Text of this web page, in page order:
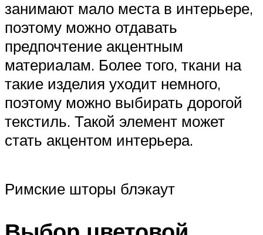
занимают мало места в интерьере,
поэтому можно отдавать
предпочтение акцентным
материалам. Более того, ткани на
такие изделия уходит немного,
поэтому можно выбирать дорогой
текстиль. Такой элемент может
стать акцентом интерьера.
Римские шторы блэкаут